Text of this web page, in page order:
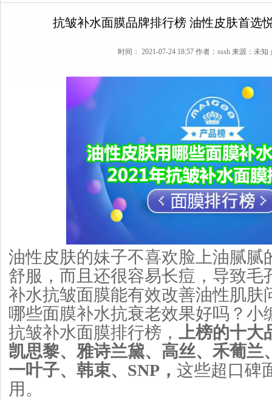
抗皱补水面膜品牌排行榜 油性皮肤首选
时间： 2021-07-24 18:57 作者：sssh 来源：未
油性皮肤的妹子不喜欢脸上油腻腻
舒服，而且还很容易长痘，导致毛
补水抗皱面膜能有效改善油性肌肤
哪些面膜补水抗衰老效果好吗？小
抗皱补水面膜排行榜， 上榜的十大
凯思黎、雅诗兰黛、高丝、禾葡兰
一叶子、韩束、SNP， 这些超口碑
用。